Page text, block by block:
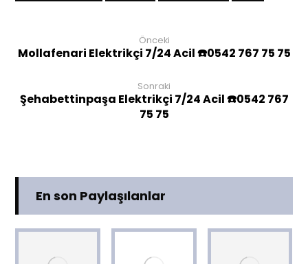
Önceki
Mollafenari Elektrikçi 7/24 Acil ☎️0542 767 75 75
Sonraki
Şehabettinpaşa Elektrikçi 7/24 Acil ☎️0542 767
75 75
En son Paylaşılanlar